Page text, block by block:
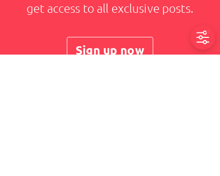
get access to all exclusive posts.
Sign up now